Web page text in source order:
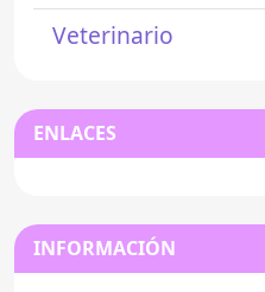
Veterinario
ENLACES
INFORMACIÓN